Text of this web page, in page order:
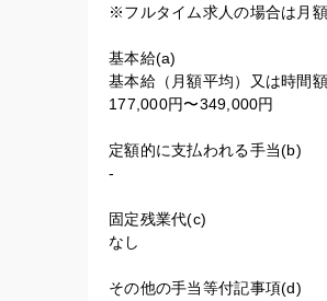
※フルタイム求人の場合は月
基本給(a)
基本給（月額平均）又は時間額
177,000円〜349,000円
定額的に支払われる手当(b)
-
固定残業代(c)
なし
その他の手当等付記事項(d)